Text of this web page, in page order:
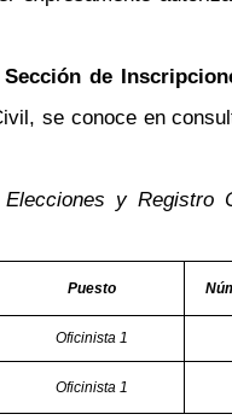
de
se conoce en
y Registro
Puesto
Oficinista 1
Oficinista 1